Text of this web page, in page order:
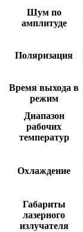
Шум по
амплитуде
Поляризация
Время выхода в
режим
Диапазон
рабочих
температур
Охлаждение
Габариты
лазерного
излучателя